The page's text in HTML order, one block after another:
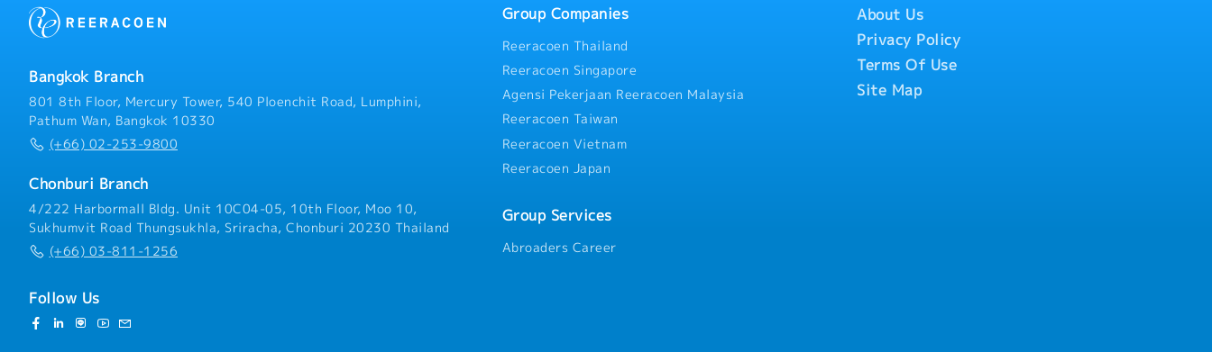
conversion) and optimize in real time.· Stay ahead of
influencer trends, platform algorithm updates, and
Bangkok Branch
801 8th Floor, Mercury Tower, 540 Ploenchit Road, Lumphini,
Pathum Wan, Bangkok 10330
(+66) 02-253-9800
Chonburi Branch
4/222 Harbormall Bldg. Unit 10C04-05, 10th Floor, Moo 10,
Sukhumvit Road Thungsukhla, Sriracha, Chonburi 20230 Thailand
(+66) 03-811-1256
Follow Us
Group Companies
Reeracoen Thailand
Reeracoen Singapore
Agensi Pekerjaan Reeracoen Malaysia
Reeracoen Taiwan
Reeracoen Vietnam
Reeracoen Japan
Group Services
Abroaders Career
About Us
Privacy Policy
Terms Of Use
Site Map